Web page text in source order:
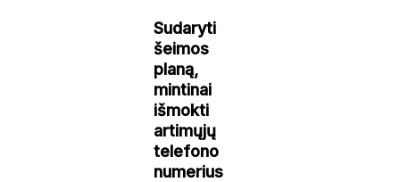
Sudaryti
šeimos
planą,
mintinai
išmokti
artimųjų
telefono
numerius